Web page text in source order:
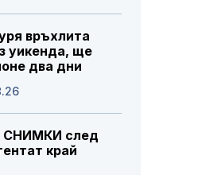
връхлита
уикенда, ще
два дни
СНИМКИ след
край